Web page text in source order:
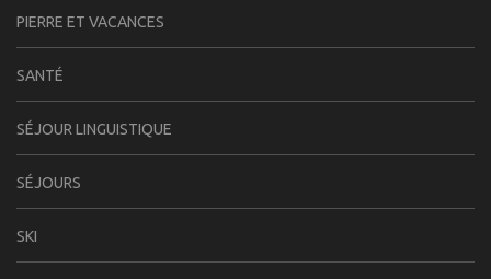
PIERRE ET VACANCES
SANTÉ
SÉJOUR LINGUISTIQUE
SÉJOURS
SKI